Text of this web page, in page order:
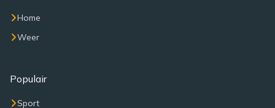
Home
Weer
Populair
Sport